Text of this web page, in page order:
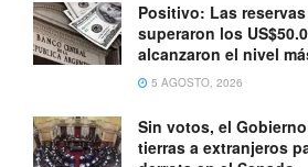
Positivo: Las
superaron los
alcanzaron el nivel
5 AGOSTO, 2026
Sin votos, el
tierras a extranjeros